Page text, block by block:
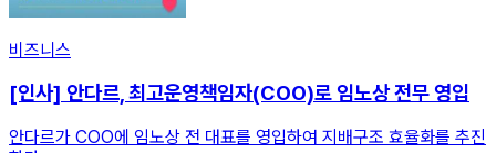
비즈니스
[인사] 안다르, 최고운영책임자(COO)로 임노상 전무 영입
안다르가 COO에 임노상 전 대표를 영입하여 지배구조 효율화를 추진